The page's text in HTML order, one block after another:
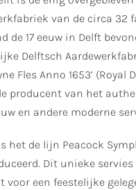
van de circa 32
de 17 eeuw in Delft
Delftsch
Fles Anno 1653’ (Royal
producent van het
en andere moderne
het de lijn Peacock
Dit unieke servies
voor een feestelijke